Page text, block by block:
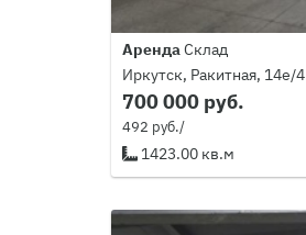
АрендаСклад
Иркутск, Ракитная, 14е/4
700 000 руб.
492 руб./
1423.00 кв.м